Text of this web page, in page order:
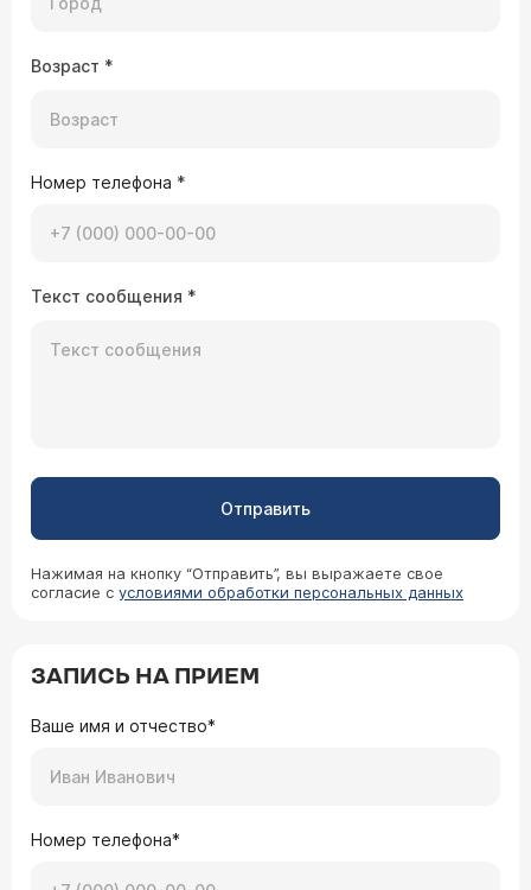
Возраст *
Номер телефона *
Текст сообщения *
Отправить
Нажимая на кнопку “Отправить”, вы выражаете свое
согласие с условиями обработки персональных данных
ЗАПИСЬ НА ПРИЕМ
Ваше имя и отчество*
Номер телефона*